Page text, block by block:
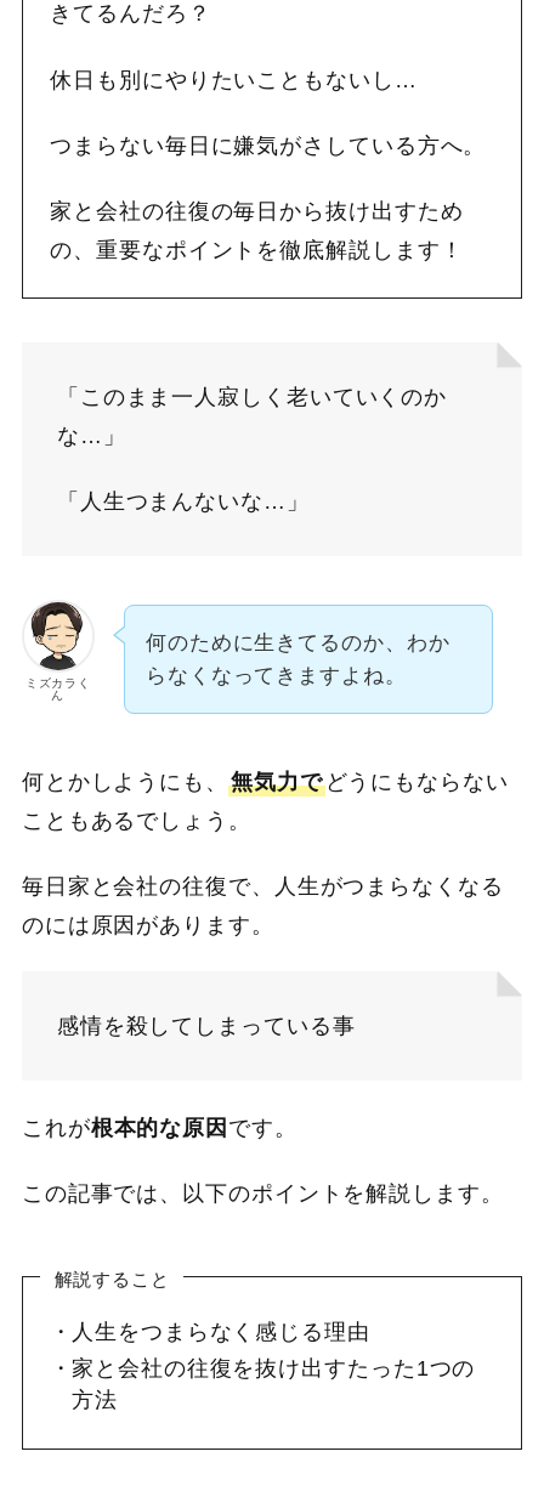
きてるんだろ？
休日も別にやりたいこともないし…
つまらない毎日に嫌気がさしている方へ。
家と会社の往復の毎日から抜け出すため
の、重要なポイントを徹底解説します！
「このまま一人寂しく老いていくのか
な…」
「人生つまんないな…」
ミズカラく
ん
何のために生きてるのか、わか
らなくなってきますよね。
何とかしようにも、 無気力でどうにもならない
こともあるでしょう。
毎日家と会社の往復で、人生がつまらなくなる
のには原因があります。
感情を殺してしまっている事
これが根本的な原因 です。
この記事では、以下のポイントを解説します。
解説すること
人生をつまらなく感じる理由
家と会社の往復を抜け出すたった1つの
方法